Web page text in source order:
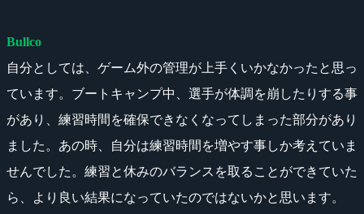
Bullco
自分としては、ゲーム外の管理が上手くいかなかったと思っ
ています。ブートキャンプ中、選手が体調を崩したりする事
があり、練習時間を確保できなくなってしまった部分があり
ました。あの時、自分は練習時間を増やす事しか考えていま
せんでした。練習と休みのバランスを取ることができていた
ら、より良い結果になっていたのではないかと思います。